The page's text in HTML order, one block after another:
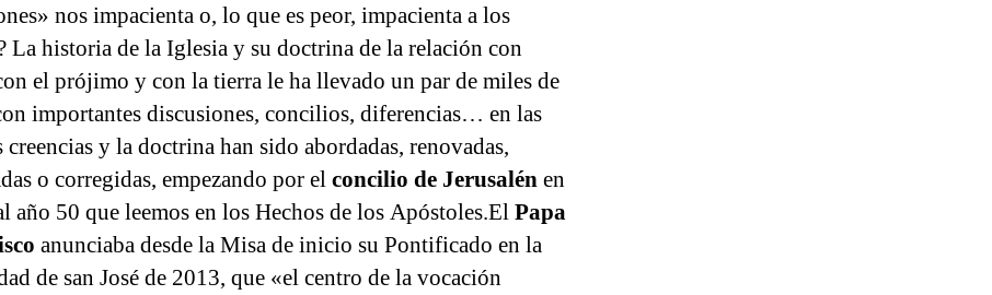
nos impacienta o, lo que es peor, impacienta a los
La historia de la Iglesia y su doctrina de la relación con
el prójimo y con la tierra le ha llevado un par de miles de
importantes discusiones, concilios, diferencias… en las
creencias y la doctrina han sido abordadas, renovadas,
o corregidas, empezando por elconcilio de Jerusalénen
año 50 que leemos en los Hechos de los Apóstoles.ElPapa
anunciaba desde la Misa de inicio su Pontificado en la
de san José de 2013, que «el centro de la vocación